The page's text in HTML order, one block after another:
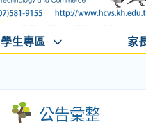
學生專區 家
公告彙整